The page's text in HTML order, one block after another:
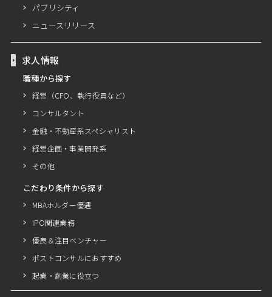
パブリシティ
ニュースリリース
求人情報
職種から探す
経営（CFO、執行役員など）
コンサルタント
金融・不動産系スペシャリスト
経営企画・事業開発系
その他
こだわり条件から探す
MBAホルダー優遇
IPO関連業務
優良＆注目ベンチャー
ポストコンサルにおすすめ
起業・創業に役立つ